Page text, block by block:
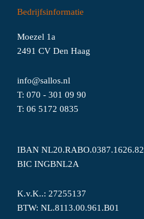
Bedrijfsinformatie
Moezel 1a
2491 CV Den Haag
info@sallos.nl
T:070 - 301 09 90
T:0651720835
IBAN NL20.RABO.0387.1626.82
BIC INGBNL2A
K.v.K..: 27255137
BTW: NL.8113.00.961.B01